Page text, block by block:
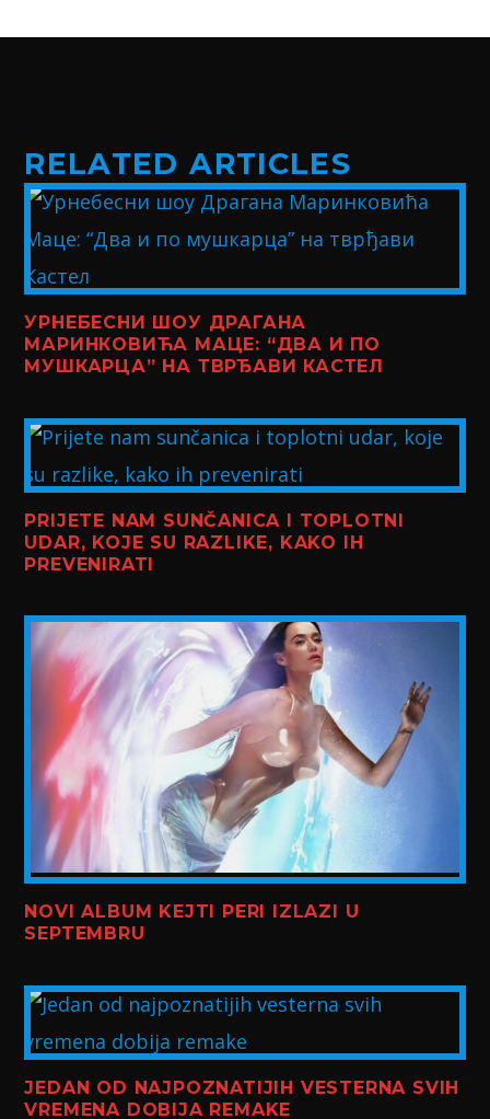
RELATED ARTICLES
УРНЕБЕСНИ ШОУ ДРАГАНА
МАРИНКОВИЋА МАЦЕ: “ДВА И ПО
МУШКАРЦА” НА ТВРЂАВИ КАСТЕЛ
PRIJETE NAM SUNČANICA I TOPLOTNI
UDAR, KOJE SU RAZLIKE, KAKO IH
PREVENIRATI
NOVI ALBUM KEJTI PERI IZLAZI U
SEPTEMBRU
JEDAN OD NAJPOZNATIJIH VESTERNA SVIH
VREMENA DOBIJA REMAKE